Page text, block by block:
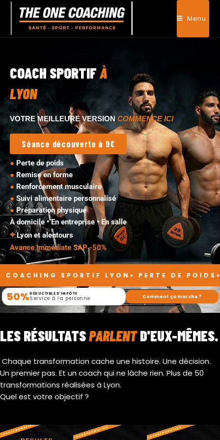
Menu
COACH SPORTIFÀ
LYON
VOTRE MEILLEURE VERSION COMMENCE ICI
Séance découverte à 9€
● Perte de poids
●Remise en forme
● Renforcement musculaire
● Suivi alimentaire personnalisé
●Préparation physique
À domicile • En entreprise • En salle
⌖Lyon et alentours
Avance Immédiate SAP -50%
SPORTIF LYON• PERTE DE POIDS•
50%DÉDUCTIBLE D’IMPÔTS
Service à la personne Comment ça marche ?
LES RÉSULTATSPARLENTD'EUX-MÊMES.
Chaque transformation cache une histoire. Une décision.
Un premier pas. Et un coach qui ne lâche rien. Plus de 50
transformations réalisées à Lyon.
Quel est votre objectif ?